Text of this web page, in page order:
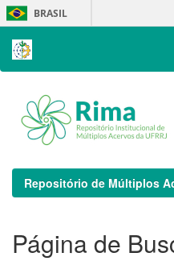
Skip
navigation
BRASIL
Repositório de Múltiplos
Página de